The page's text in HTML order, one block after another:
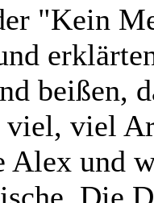
"Kein
beißen,
viel, viel
Alex und